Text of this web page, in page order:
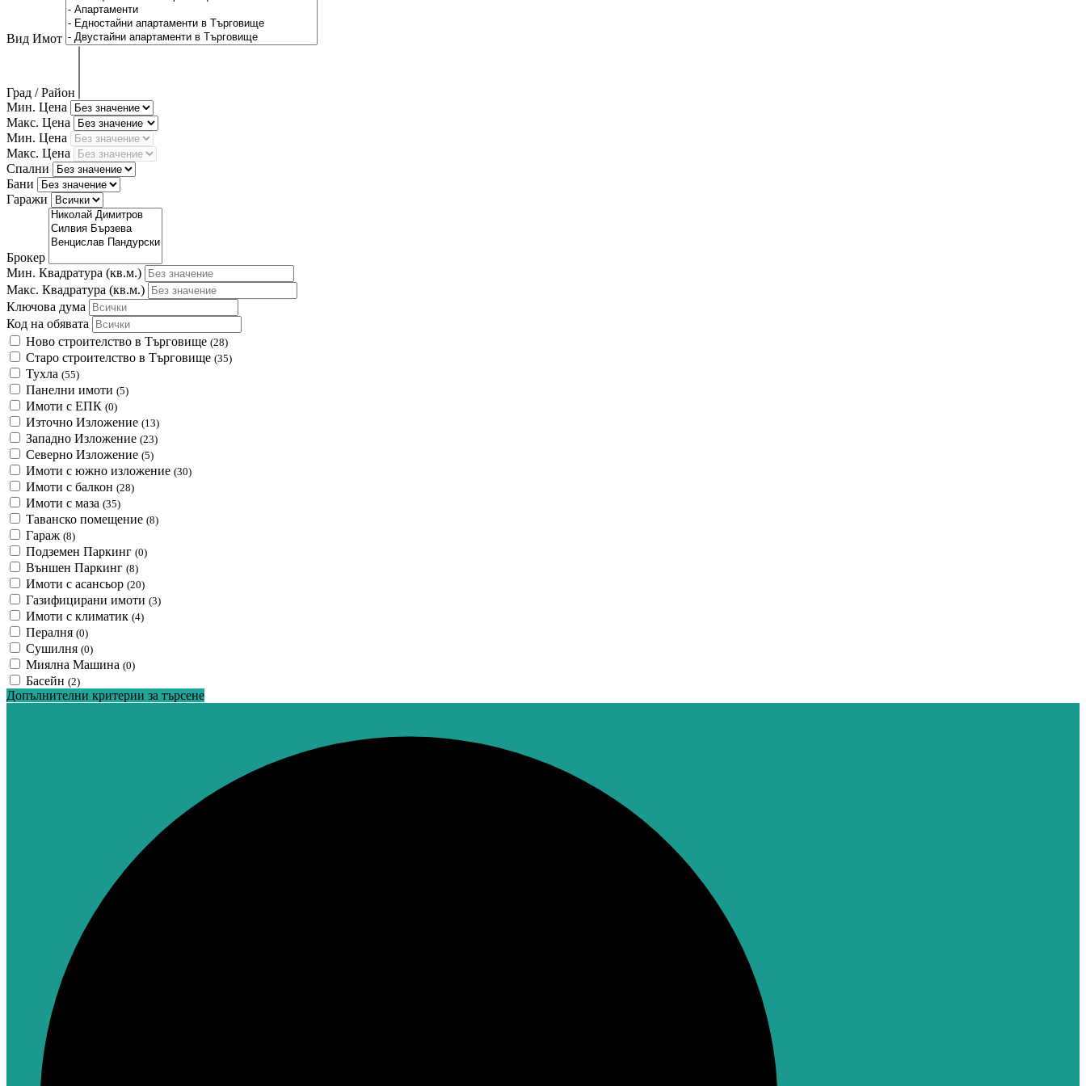
Вид Имот
Град / Район
Мин. Цена
Макс. Цена
Мин. Цена
Макс. Цена
Спални
Бани
Гаражи
Брокер
Мин. Квадратура (кв.м.)
Макс. Квадратура (кв.м.)
Ключова дума
Код на обявата
Ново строителство в Търговище (28)
Старо строителство в Търговище (35)
Тухла (55)
Панелни имоти (5)
Имоти с ЕПК (0)
Източно Изложение (13)
Западно Изложение (23)
Северно Изложение (5)
Имоти с южно изложение (30)
Имоти с балкон (28)
Имоти с маза (35)
Таванско помещение (8)
Гараж (8)
Подземен Паркинг (0)
Външен Паркинг (8)
Имоти с асансьор (20)
Газифицирани имоти (3)
Имоти с климатик (4)
Пералня (0)
Сушилня (0)
Миялна Машина (0)
Басейн (2)
Допълнителни критерии за търсене